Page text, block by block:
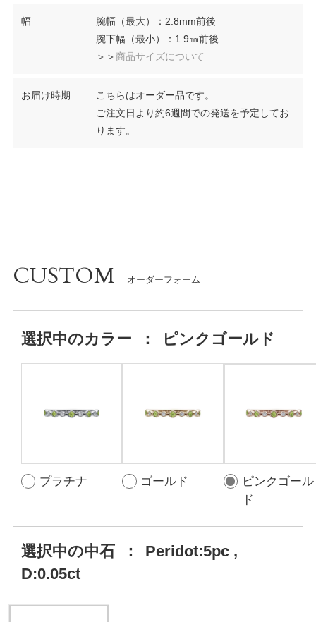
幅
腕幅（最大）：2.8mm前後
腕下幅（最小）：1.9㎜前後
＞＞商品サイズについて
お届け時期
こちらはオーダー品です。
ご注文日より約6週間での発送を予定してお
ります。
CUSTOM
選択中のカラー ： ピンクゴールド
プラチナ ゴールド
ピンクゴール
ド
選択中の中石 ：
Peridot:5pc ,
D:0.05ct